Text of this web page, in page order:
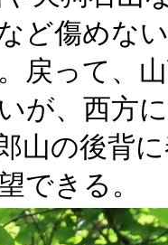
ど傷めな
戻って、
が、西方
山の後背
できる。